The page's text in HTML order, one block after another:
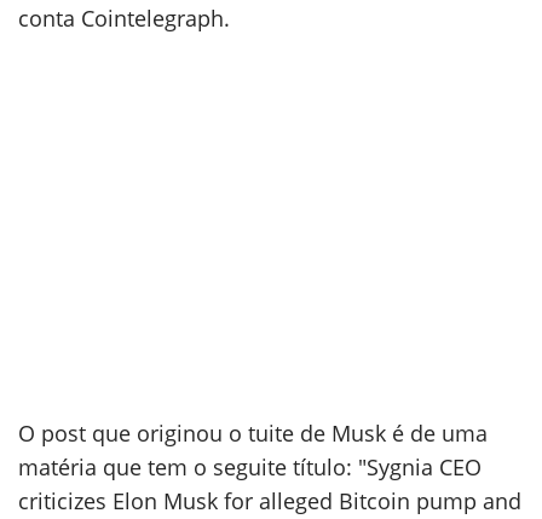
conta Cointelegraph.
O post que originou o tuite de Musk é de uma
matéria que tem o seguite título: "Sygnia CEO
criticizes Elon Musk for alleged Bitcoin pump and